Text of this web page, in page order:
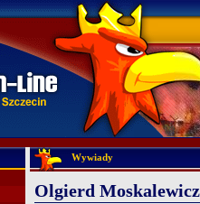
Wywiady
Olgierd